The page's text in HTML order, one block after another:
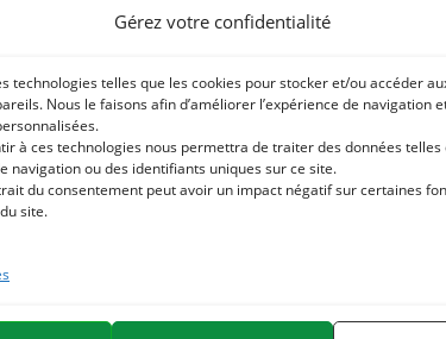
Gérez votre confidentialité
technologies telles que les cookies pour stocker et/ou accéder
Nous le faisons afin d’améliorer l’expérience de navigation
à ces technologies nous permettra de traiter des données telles
navigation ou des identifiants uniques sur ce site.
du consentement peut avoir un impact négatif sur certaines
site.